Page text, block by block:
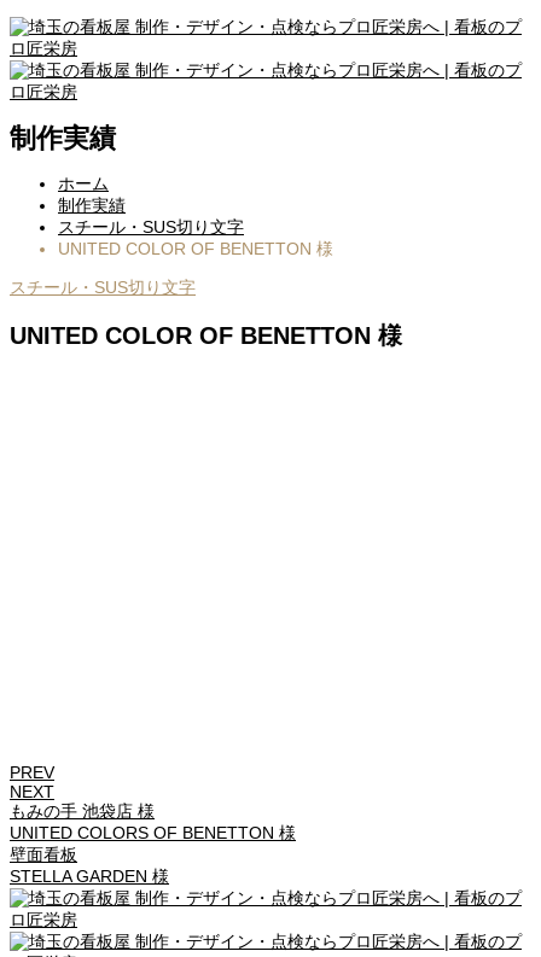
制作実績
ホーム
制作実績
スチール・SUS切り文字
UNITED COLOR OF BENETTON 様
スチール・SUS切り文字
UNITED COLOR OF BENETTON 様
PREV
NEXT
もみの手 池袋店 様
UNITED COLORS OF BENETTON 様
壁面看板
STELLA GARDEN 様